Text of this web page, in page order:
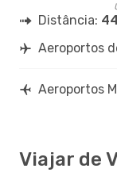
Distância:
Aeroportos
Aeroportos
Viajar de